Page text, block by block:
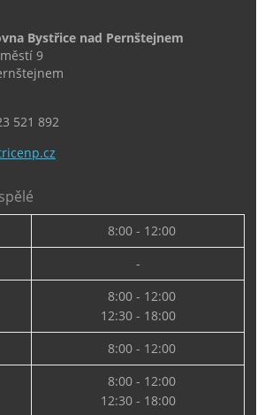
Bystřice nad Pernštejnem
9
521 892
enp.cz
8:00 - 12:00
-
8:00 - 12:00
12:30 - 18:00
8:00 - 12:00
8:00 - 12:00
12:30 - 18:00